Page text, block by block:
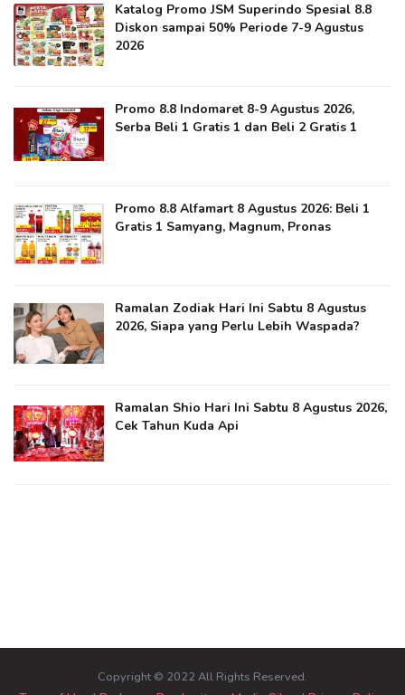
Katalog Promo JSM Superindo Spesial 8.8
Diskon sampai 50% Periode 7-9 Agustus
2026
Promo 8.8 Indomaret 8-9 Agustus 2026,
Serba Beli 1 Gratis 1 dan Beli 2 Gratis 1
Promo 8.8 Alfamart 8 Agustus 2026: Beli 1
Gratis 1 Samyang, Magnum, Pronas
Ramalan Zodiak Hari Ini Sabtu 8 Agustus
2026, Siapa yang Perlu Lebih Waspada?
Ramalan Shio Hari Ini Sabtu 8 Agustus 2026,
Cek Tahun Kuda Api
Copyright © 2022 All Rights Reserved.